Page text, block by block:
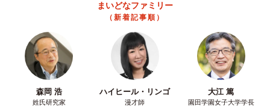
まいどなファミリー
（新着記事順）
森岡 浩
姓氏研究家
ハイヒール・リンゴ
漫才師
大江 篤
園田学園女子大学学長